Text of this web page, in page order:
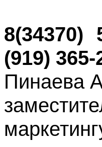
8(34370)
(919) 365-
Пинаева